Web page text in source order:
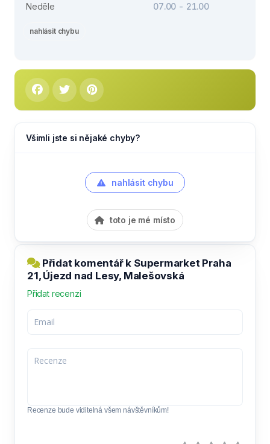
Neděle
07.00 - 21.00
nahlásit chybu
Všimli jste si nějaké chyby?
nahlásit chybu
toto je mé místo
Přidat komentář k Supermarket Praha
21, Újezd nad Lesy, Malešovská
Přidat recenzi
Recenze bude viditelná všem návštěvníkům!